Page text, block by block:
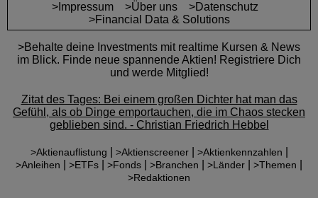
>Impressum >Über uns
>Datenschutz
>Financial Data & Solutions
>Behalte deine Investments mit realtime Kursen & News
im Blick. Finde neue spannende Aktien! Registriere Dich
und werde Mitglied!
Zitat des Tages: Bei einem großen Dichter hat man das
Gefühl, als ob Dinge emportauchen, die im Chaos stecken
geblieben sind. - Christian Friedrich Hebbel
>Aktienauflistung >Aktienscreener| >Aktienkennzahlen
>Anleihen >ETFs >Fonds >Branchen >Länder >Themen
>Redaktionen